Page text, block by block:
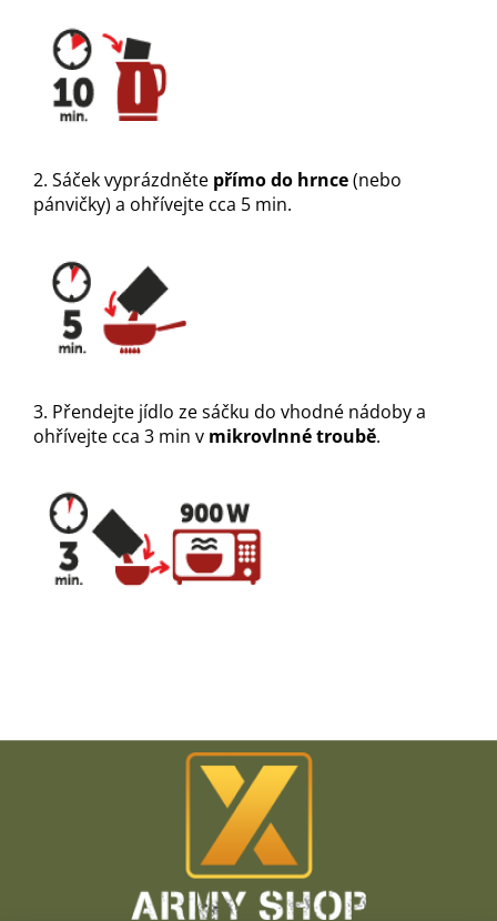
2. Sáček vyprázdněte přímo do hrnce(nebo
pánvičky) a ohřívejte cca 5 min.
3. Přendejte jídlo ze sáčku do vhodné nádoby a
ohřívejte cca 3 min v mikrovlnné troubě.
Z